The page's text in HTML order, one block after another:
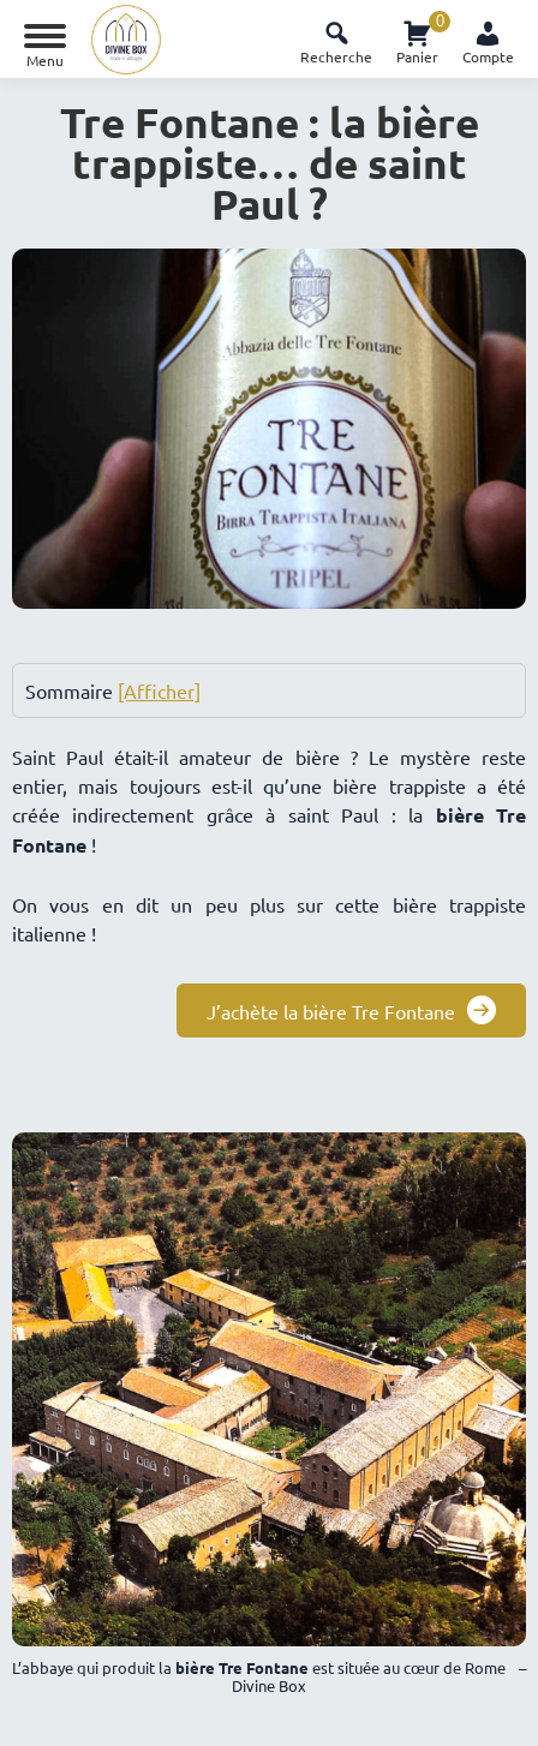
Menu Recherche Panier
0
Compte
Tre Fontane : la bière
trappiste… de saint
Paul ?
Sommaire [Afficher]
Saint Paul était-il amateur de bière ? Le mystère reste
entier, mais toujours est-il qu’une bière trappiste a été
créée indirectement grâce à saint Paul : la bière Tre
Fontane !
On vous en dit un peu plus sur cette bière trappiste
italienne !
J’achète la bière Tre Fontane
L’abbaye qui produit la bière Tre Fontane est située au cœur de Rome –
Divine Box